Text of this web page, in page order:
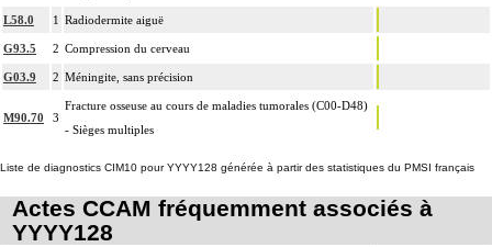
L58.0 1 Radiodermite aiguë
G93.5 2 Compression du cerveau
G03.9 2 Méningite, sans précision
M90.70 3
Fracture osseuse au cours de maladies tumorales (C00-D48)
- Sièges multiples
Liste de diagnostics CIM10 pour YYYY128 générée à partir des statistiques du PMSI français
Actes CCAM fréquemment associés à
YYYY128